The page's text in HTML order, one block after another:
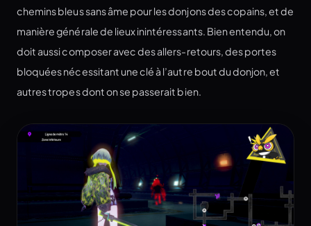
chemins bleus sans âme pour les donjons des copains, et de
manière générale de lieux inintéressants. Bien entendu, on
doit aussi composer avec des allers-retours, des portes
bloquées nécessitant une clé à l’autre bout du donjon, et
autres tropes dont on se passerait bien.